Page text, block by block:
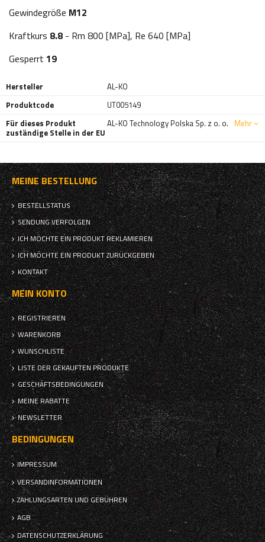
Gewindegröße M12
Kraftkurs 8.8 - Rm 800 [MPa], Re 640 [MPa]
Gesperrt 19
Hersteller
AL-KO
Produktcode
UT005149
Für dieses Produkt
zuständige Stelle in der EU
AL-KO Technology Polska Sp. z o. o. Mehr
MEINE BESTELLUNG
BESTELLSTATUS
SENDUNG VERFOLGEN
ICH MÖCHTE EIN PRODUKT REKLAMIEREN
ICH MÖCHTE EIN PRODUKT ZURÜCKGEBEN
KONTAKT
MEIN KONTO
REGISTRIEREN
WARENKORB
WUNSCHLISTE
LISTE DER GEKAUFTEN PRODUKTE
GESCHÄFTSBEDINGUNGEN
MEINE RABATTE
NEWSLETTER
BEDINGUNGEN
IMPRESSUM
VERSANDINFORMATIONEN
ZAHLUNGSARTEN UND GEBÜHREN
AGB
DATENSCHUTZERKLÄRUNG